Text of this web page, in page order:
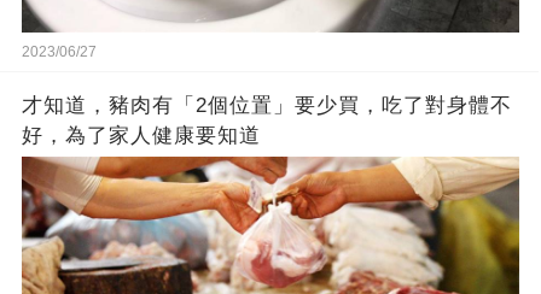
2023/06/27
才知道，豬肉有「2個位置」要少買，吃了對身體不
好，為了家人健康要知道